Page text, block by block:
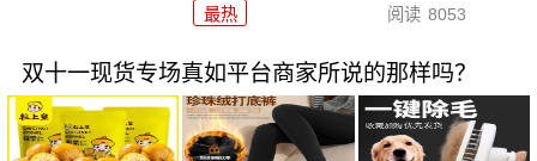
最热 阅读 8053
双十一现货专场真如平台商家所说的那样吗？